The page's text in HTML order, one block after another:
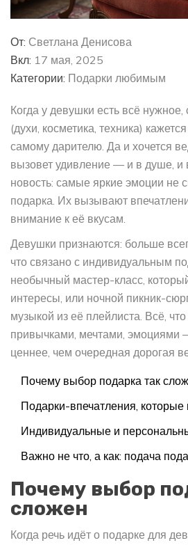
От: Светлана Денисова
Вкл: 17 мая, 2025
Категории: Подарки любимым
Когда у девушки есть всё
(духи, косметика, техника)
самому дарителю. Да и хочется
вызовет удивление — и в душе, и
новость: самые яркие эмоции не
подарка. Их вызывают
внимание к её вкусам.
Девушки признаются: больше
что связано с индивидуальным
необычный мастер-класс,
интересы, или ночной пикник-
музыкой из её плейлиста. Всё,
привычками, мечтами, эмоциями
ценнее, чем очередная дорогая
Почему выбор подарка так
Подарки-впечатления,
Индивидуальные и
Важно не что, а как: подача
Почему выбор
сложен
Когда речь идёт о подарке для